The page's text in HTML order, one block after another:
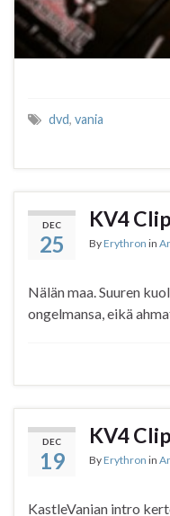
dvd, vania
DEC
25
KV4
ByErythron in
Nälän maa. Suuren
ongelmansa, eikä
DEC
19
KV4
ByErythron in
KastleVanian intro